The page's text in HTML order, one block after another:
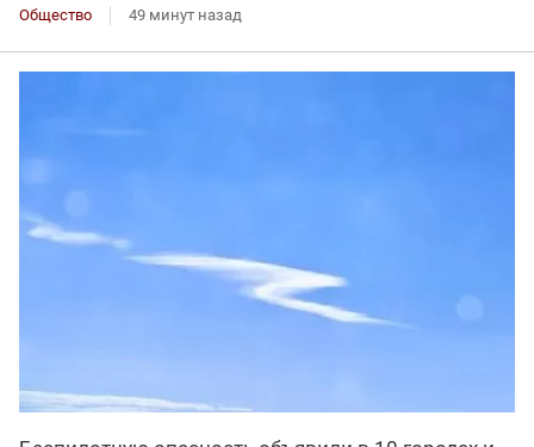
Общество 49 минут назад